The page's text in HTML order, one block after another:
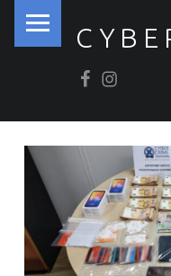
Ασφάλεια στον Κυβερνοχώρο